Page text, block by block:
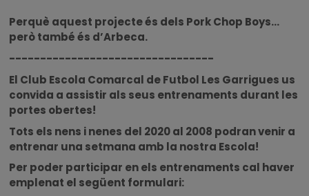
Perquè aquest projecte és dels Pork Chop Boys...
però també és d’Arbeca.
---------------------------------
El Club Escola Comarcal de Futbol Les Garrigues us
convida a assistir als seus entrenaments durant les
portes obertes!
Tots els nens i nenes del 2020 al 2008 podran venir a
entrenar una setmana amb la nostra Escola!
Per poder participar en els entrenaments cal haver
emplenat el següent formulari: